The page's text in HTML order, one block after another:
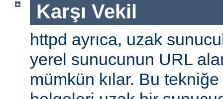
Karşı Vekil
httpd ayrıca, uzak
yerel sunucunun URL
mümkün kılar. Bu